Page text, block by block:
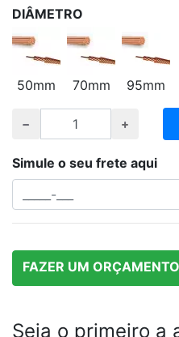
DIÂMETRO
50mm 70mm 95mm
Simule o seu frete aqui
FAZER UM ORÇAMENTO
Seja o primeiro a